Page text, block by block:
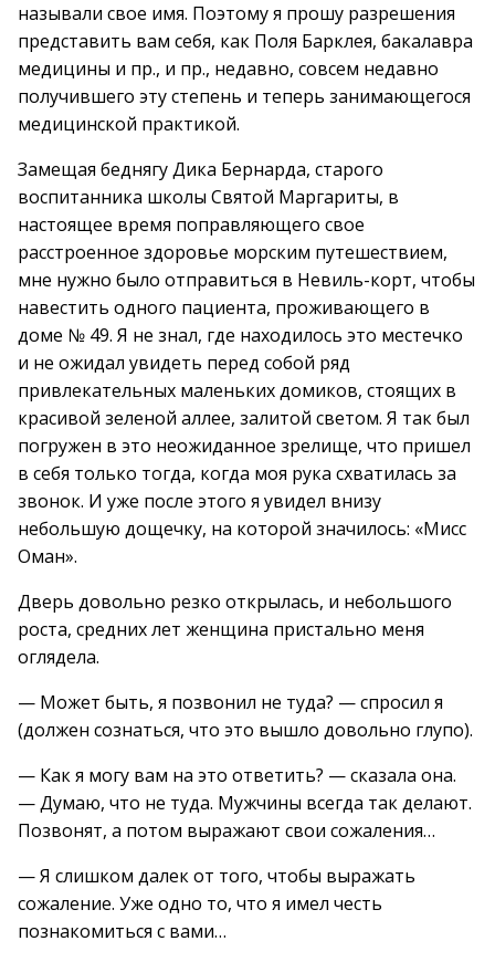
называли свое имя. Поэтому я прошу разрешения
представить вам себя, как Поля Барклея, бакалавра
медицины и пр., и пр., недавно, совсем недавно
получившего эту степень и теперь занимающегося
медицинской практикой.
Замещая беднягу Дика Бернарда, старого
воспитанника школы Святой Маргариты, в
настоящее время поправляющего свое
расстроенное здоровье морским путешествием,
мне нужно было отправиться в Невиль-корт, чтобы
навестить одного пациента, проживающего в
доме № 49. Я не знал, где находилось это местечко
и не ожидал увидеть перед собой ряд
привлекательных маленьких домиков, стоящих в
красивой зеленой аллее, залитой светом. Я так был
погружен в это неожиданное зрелище, что пришел
в себя только тогда, когда моя рука схватилась за
звонок. И уже после этого я увидел внизу
небольшую дощечку, на которой значилось: «Мисс
Оман».
Дверь довольно резко открылась, и небольшого
роста, средних лет женщина пристально меня
оглядела.
— Может быть, я позвонил не туда? — спросил я
(должен сознаться, что это вышло довольно глупо).
— Как я могу вам на это ответить? — сказала она.
— Думаю, что не туда. Мужчины всегда так делают.
Позвонят, а потом выражают свои сожаления…
— Я слишком далек от того, чтобы выражать
сожаление. Уже одно то, что я имел честь
познакомиться с вами…